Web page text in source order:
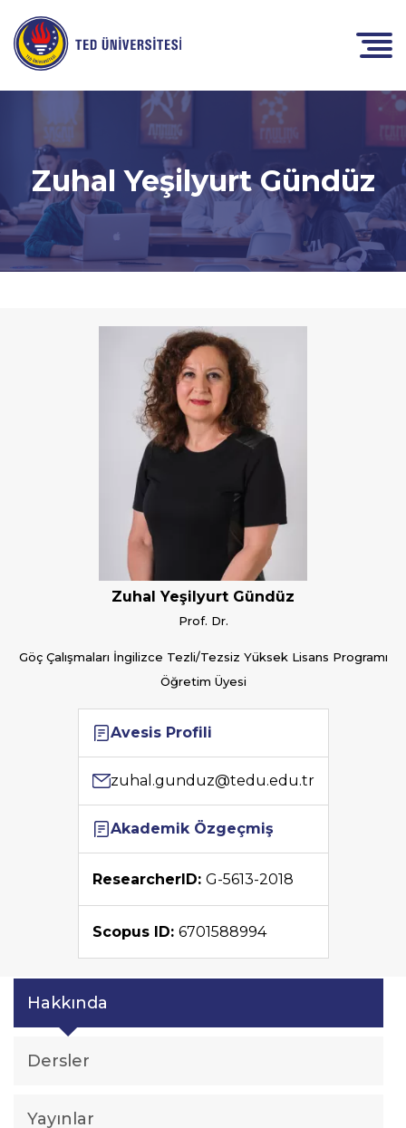
Zuhal Yeşilyurt Gündüz
Zuhal Yeşilyurt Gündüz
Prof. Dr.
Göç Çalışmaları İngilizce Tezli/Tezsiz Yüksek Lisans Programı
Öğretim Üyesi
Avesis Profili
zuhal.gunduz@tedu.edu.tr
Akademik Özgeçmiş
ResearcherID: G-5613-2018
Scopus ID: 6701588994
Hakkında
Dersler
Yayınlar